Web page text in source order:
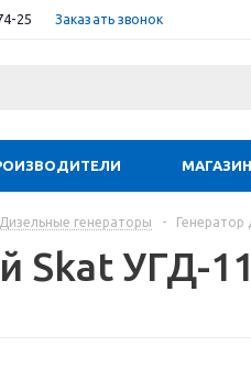
25 Заказать звонок
Дизельные генераторы - Генератор
Skat УГД-